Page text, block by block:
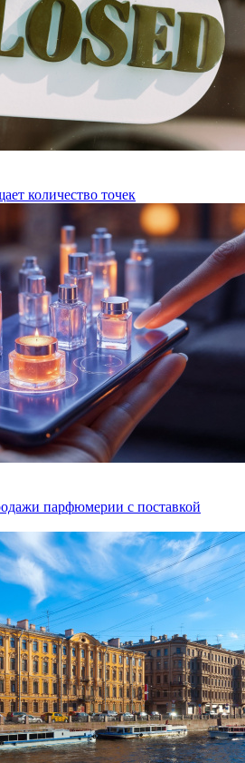
количество точек
парфюмерии с поставкой